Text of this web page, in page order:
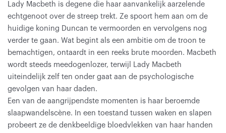
Lady Macbeth is degene die haar aanvankelijk aarzelende
echtgenoot over de streep trekt. Ze spoort hem aan om de
huidige koning Duncan te vermoorden en vervolgens nog
verder te gaan. Wat begint als een ambitie om de troon te
bemachtigen, ontaardt in een reeks brute moorden. Macbeth
wordt steeds meedogenlozer, terwijl Lady Macbeth
uiteindelijk zelf ten onder gaat aan de psychologische
gevolgen van haar daden.
Een van de aangrijpendste momenten is haar beroemde
slaapwandelscène. In een toestand tussen waken en slapen
probeert ze de denkbeeldige bloedvlekken van haar handen